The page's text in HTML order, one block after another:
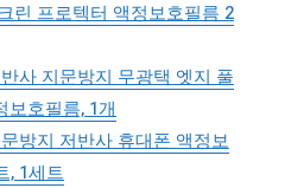
린 프로텍터 액정보호필름 2
사 지문방지 무광택 엣지 풀
보호필름, 1개
방지 저반사 휴대폰 액정보
, 1세트